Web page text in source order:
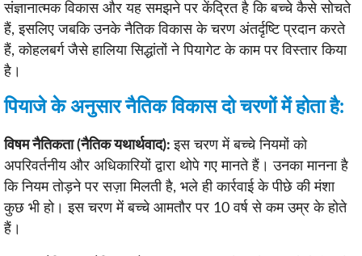
संज्ञानात्मक विकास और यह समझने पर केंद्रित है कि बच्चे कैसे सोचते
हैं, इसलिए जबकि उनके नैतिक विकास के चरण अंतर्दृष्टि प्रदान करते
हैं, कोहलबर्ग जैसे हालिया सिद्धांतों ने पियागेट के काम पर विस्तार किया
है।
पियाजे के अनुसार नैतिक विकास दो चरणों में होता है:
विषम नैतिकता (नैतिक यथार्थवाद):इस चरण में बच्चे नियमों को
अपरिवर्तनीय और अधिकारियों द्वारा थोपे गए मानते हैं। उनका मानना ​​है
कि नियम तोड़ने पर सज़ा मिलती है, भले ही कार्रवाई के पीछे की मंशा
कुछ भी हो। इस चरण में बच्चे आमतौर पर 10 वर्ष से कम उम्र के होते
हैं।